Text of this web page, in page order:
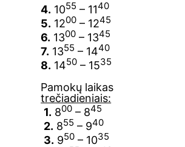
4. 1055 – 1140
5. 1200 – 1245
6. 1300 – 1345
7. 1355 – 1440
8. 1450 – 1535
Pamokų laikas
trečiadieniais:
1. 800 – 845
2. 855 – 940
3. 950 – 1035